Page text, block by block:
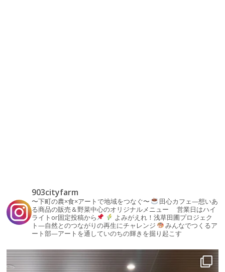
903cityfarm
〜下町の農×食×アートで地域をつなぐ〜
田心カフェ—想いあ
る商品の販売＆野菜中心のオリジナルメニュー 営業日はハイ
ライトor固定投稿から
よみがえれ！浅草田圃プロジェク
ト—自然とのつながりの再生にチャレンジ
みんなでつくるア
ート部—アートを通していのちの輝きを掘り起こす